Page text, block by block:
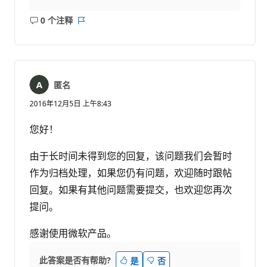
0 个注释
无
匿名
2016年12月5日 上午8:43
您好！
由于长时间未得到您的回复，该问题我们会暂时
作为归档处理，如果您仍有问题，欢迎随时跟帖
回复。如果有其他问题需要提交，也欢迎您再次
提问。
感谢使用微软产品。
此答案是否有帮助? 是 否